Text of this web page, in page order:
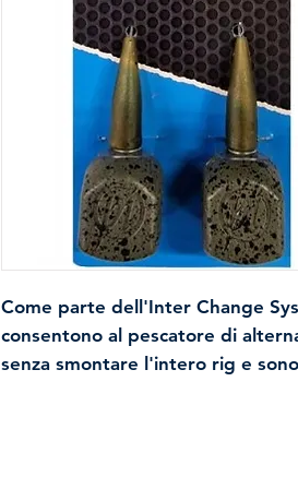
Come parte dell'Inter Change
consentono al pescatore di
senza smontare l'intero rig e